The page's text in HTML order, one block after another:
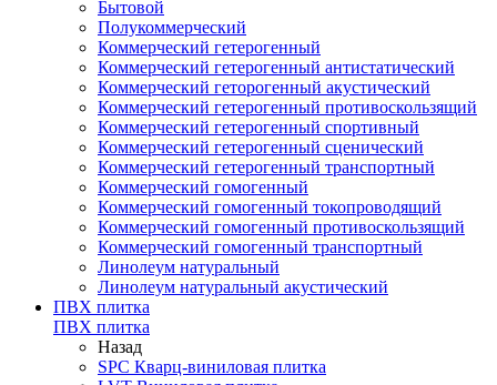
Бытовой
Полукоммерческий
Коммерческий гетерогенный
Коммерческий гетерогенный антистатический
Коммерческий геторогенный акустический
Коммерческий гетерогенный противоскользящий
Коммерческий гетерогенный спортивный
Коммерческий гетерогенный сценический
Коммерческий гетерогенный транспортный
Коммерческий гомогенный
Коммерческий гомогенный токопроводящий
Коммерческий гомогенный противоскользящий
Коммерческий гомогенный транспортный
Линолеум натуральный
Линолеум натуральный акустический
ПВХ плитка
ПВХ плитка
Назад
SPC Кварц-виниловая плитка